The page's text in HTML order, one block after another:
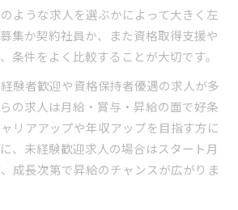
ような求人を選ぶかによって大きく左
集か契約社員か、また資格取得支援や
条件をよく比較することが大切です。
験者歓迎や資格保持者優遇の求人が多
の求人は月給・賞与・昇給の面で好条
リアアップや年収アップを目指す方に
、未経験歓迎求人の場合はスタート月
成長次第で昇給のチャンスが広がりま